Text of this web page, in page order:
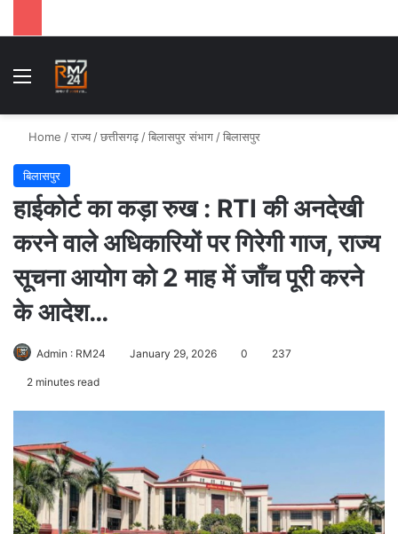
Menu
Home /राज्य /छत्तीसगढ़ /बिलासपुर संभाग /बिलासपुर
बिलासपुर
हाईकोर्ट का कड़ा रुख : RTI की अनदेखी
करने वाले अधिकारियों पर गिरेगी गाज, राज्य
सूचना आयोग को 2 माह में जाँच पूरी करने
के आदेश…
Admin : RM24 January 29, 2026 0 237
2 minutes read